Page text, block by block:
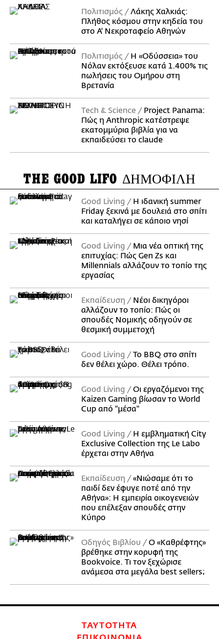
Πολιτισμός
Λάκης Χαλκιάς:
Πλήθος κόσμου στην κηδεία του
στο Α' Νεκροταφείο Αθηνών
Πολιτισμός
Η «Οδύσσεια» του
Νόλαν εκτόξευσε κατά 1.400% τις
πωλήσεις του Ομήρου στη
Βρετανία
Τech & Science
Project Panama:
Πώς η Anthropic κατέστρεψε
εκατομμύρια βιβλία για να
εκπαιδεύσει το claude
THE GOOD LIFO ΔΗΜΟΦΙΛΗ
Good Living
Η ιδανική summer
Friday ξεκινά με δουλειά στο σπίτι
και καταλήγει σε κάποιο νησί
Good Living
Μια νέα οπτική της
επιτυχίας: Πώς Gen Zs και
Millennials αλλάζουν το τοπίο της
εργασίας
Εκπαίδευση
Νέοι δικηγόροι
αλλάζουν το τοπίο: Πώς οι
σπουδές Νομικής οδηγούν σε
θεσμική συμμετοχή
Good Living
Το BBQ στο σπίτι
δεν θέλει χώρο. Θέλει τρόπο.
Good Living
Οι εργαζόμενοι της
Kaizen Gaming βίωσαν το World
Cup από "μέσα"
Good Living
Η εμβληματική City
Exclusive Collection της Le Labo
έρχεται στην Αθήνα
Εκπαίδευση
«Νιώσαμε ότι το
παιδί δεν έφυγε ποτέ από την
Αθήνα»: Η εμπειρία οικογενειών
που επέλεξαν σπουδές στην
Κύπρο
Οδηγός Βιβλίου
Ο «Καθρέφτης»
βρέθηκε στην κορυφή της
Bookvoice. Τι τον ξεχώρισε
ανάμεσα στα μεγάλα best sellers;
ΤΑΥΤΟΤΗΤΑ